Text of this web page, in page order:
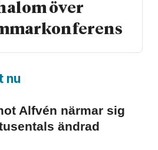
över
nu
Alfvén närmar sig
ändrad